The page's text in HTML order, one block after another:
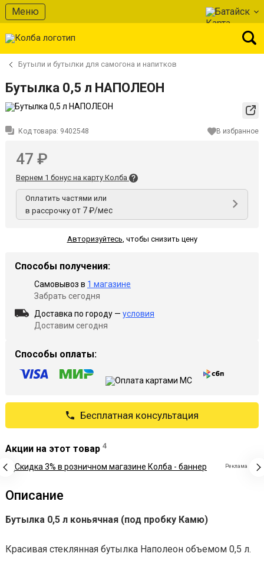
Меню Батайск
Бутыли и бутылки для самогона и напитков
Бутылка 0,5 л НАПОЛЕОН
Код товара: 9402548 В избранное
47 ₽
Вернем 1 бонус на карту Колба
Оплатить частями или
в рассрочку от 7 ₽/мес
Авторизуйтесь, чтобы снизить цену
Способы получения:
Самовывоз в 1 магазине
Забрать сегодня
Доставка по городу — условия
Доставим сегодня
Способы оплаты:
Бесплатная консультация
Акции на этот товар 4
Реклама
Описание
Бутылка 0,5 л коньячная (под пробку Камю)
Красивая стеклянная бутылка Наполеон объемом 0,5 л.